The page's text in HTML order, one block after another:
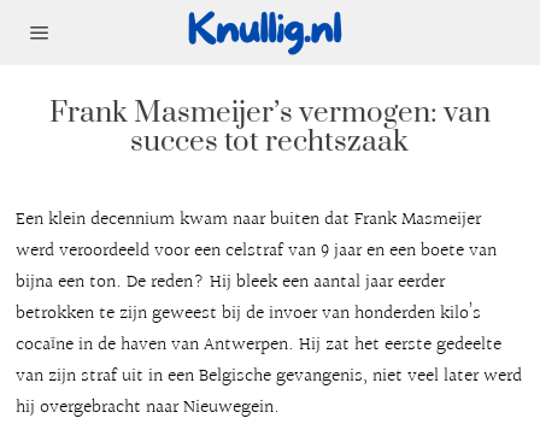
Frank Masmeijer’s vermogen: van
succes tot rechtszaak
Een klein decennium kwam naar buiten dat Frank Masmeijer
werd veroordeeld voor een celstraf van 9 jaar en een boete van
bijna een ton. De reden? Hij bleek een aantal jaar eerder
betrokken te zijn geweest bij de invoer van honderden kilo’s
cocaïne in de haven van Antwerpen. Hij zat het eerste gedeelte
van zijn straf uit in een Belgische gevangenis, niet veel later werd
hij overgebracht naar Nieuwegein.